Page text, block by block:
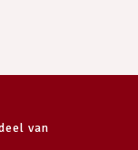
van